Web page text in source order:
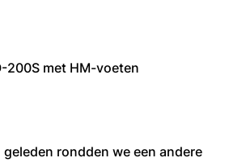
200S met HM-voeten
geleden rondden we een andere